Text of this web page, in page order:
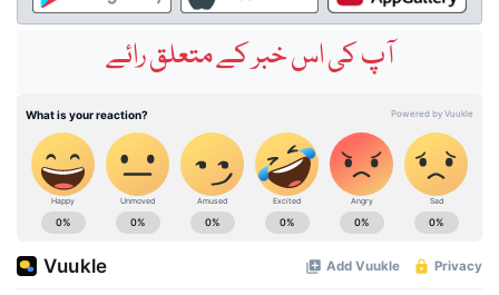
آپ کی اس خبر کے متعلق رائے